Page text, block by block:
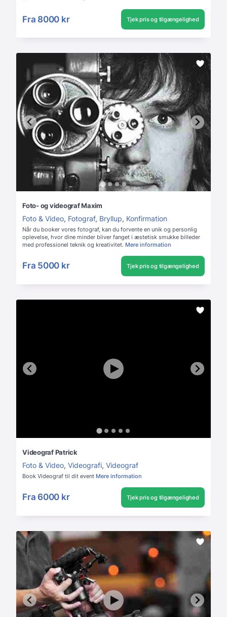
Fra 8000 kr Tjek pris og tilgængelighed
Foto- og videograf Maxim
Foto & Video, Fotograf, Bryllup, Konfirmation
Når du booker vores fotograf, kan du forvente en unik og personlig
oplevelse, hvor dine minder bliver fanget i æstetisk smukke billeder
med professionel teknik og kreativitet. Mere information
Fra 5000 kr Tjek pris og tilgængelighed
Videograf Patrick
Foto & Video, Videografi, Videograf
Book Videograf til dit event Mere information
Fra 6000 kr Tjek pris og tilgængelighed